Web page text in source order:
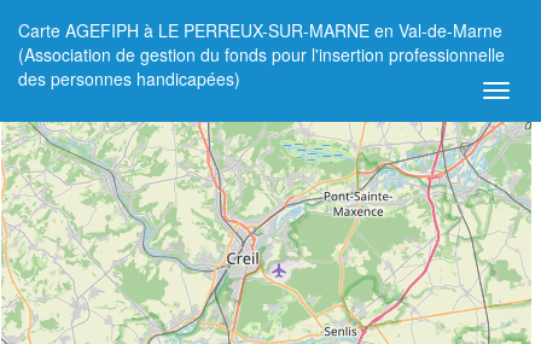
Carte AGEFIPH à LE PERREUX-SUR-MARNE en Val-de-Marne
(Association de gestion du fonds pour l'insertion professionnelle
des personnes handicapées)
+
−